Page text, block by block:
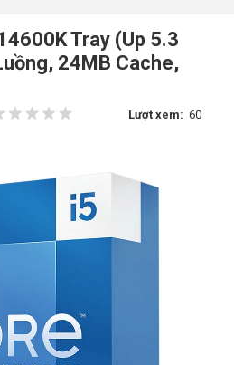
Tray (Up 5.3
24MB Cache,
Lượt xem: 60